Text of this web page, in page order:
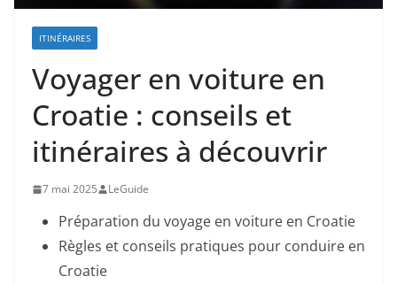
ITINÉRAIRES
Voyager en voiture en
Croatie : conseils et
itinéraires à découvrir
7 mai 2025 LeGuide
Préparation du voyage en voiture en Croatie
Règles et conseils pratiques pour conduire en
Croatie